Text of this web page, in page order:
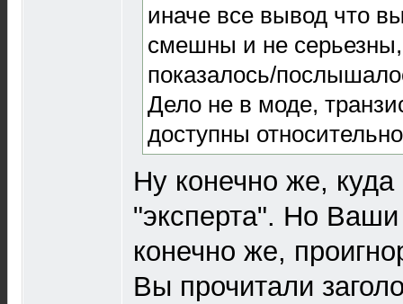
иначе все вывод что
смешны и не
показалось/
Дело не в моде,
доступны
Ну конечно же,
"эксперта". Но
конечно же,
Вы прочитали